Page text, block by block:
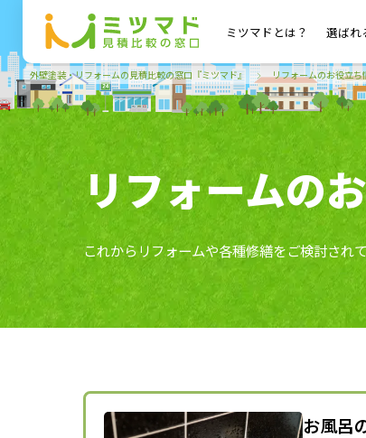
ミツマドとは？ 選ばれ
外壁塗装・リフォームの見積比較の窓口『ミツマド』 リフォームのお役立ち
リフォームの
これからリフォームや各種修繕をご検討され
お風呂